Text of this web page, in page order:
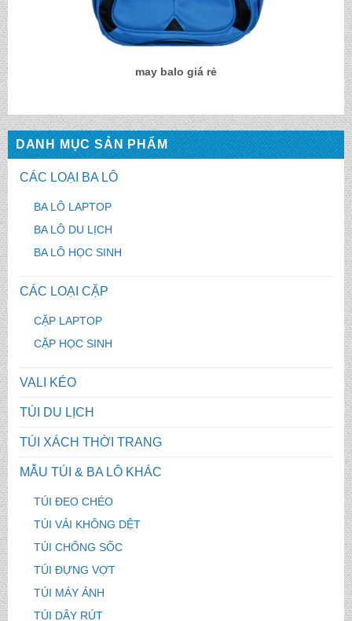
DANH MỤC SẢN PHẨM
CÁC LOẠI BA LÔ
BA LÔ LAPTOP
BA LÔ DU LỊCH
BA LÔ HỌC SINH
CÁC LOẠI CẶP
CẶP LAPTOP
CẶP HỌC SINH
VALI KÉO
TÚI DU LỊCH
TÚI XÁCH THỜI TRANG
MẪU TÚI & BA LÔ KHÁC
TÚI ĐEO CHÉO
TÚI VẢI KHÔNG DỆT
TÚI CHỐNG SỐC
TÚI ĐỰNG VỢT
TÚI MÁY ẢNH
TÚI DÂY RÚT
may balo giá rẻ